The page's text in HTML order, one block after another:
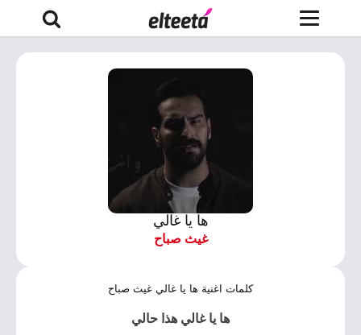
ها يا غالي
غيث صباح
كلمات اغنية ها يا غالي غيث صباح
ها يا غالي هذا حالي